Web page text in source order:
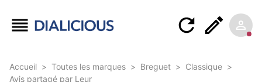
Accueil > Toutes les marques > Breguet > Classique >
Avis partagé par Leur